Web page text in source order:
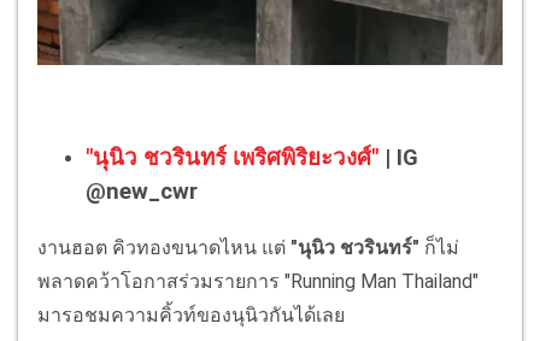
"นุนิว ชวรินทร์ เพริศพิริยะวงศ์" | IG
@new_cwr
งานฮอต คิวทองขนาดไหน แต่ "นุนิว ชวรินทร์" ก็ไม่
พลาดคว้าโอกาสร่วมรายการ "Running Man Thailand"
มารอชมความคิ้วท์ของนุนิวกันได้เลย